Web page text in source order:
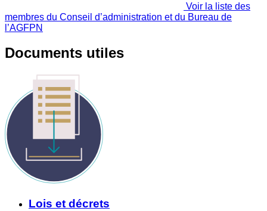
Voir la liste des
membres du Conseil d’administration et du Bureau de
l’AGFPN
Documents utiles
Lois et décrets